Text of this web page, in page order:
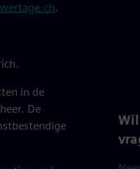
.
in de
De